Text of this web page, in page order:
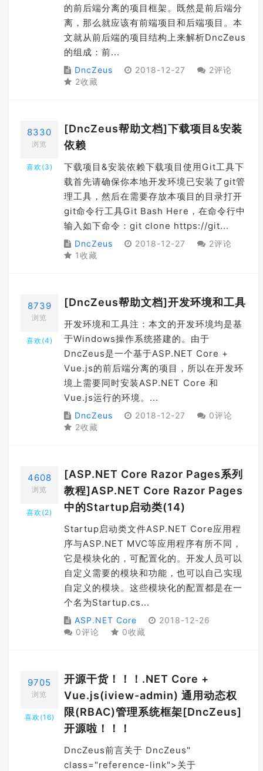
的前后端分离的项目框架。既然是前后端分
离，那么就应该有前端项目和后端项目。本
文就从前后端的项目结构上来解析DncZeus
的组成：前...
DncZeus 2018-12-27
2评论
2收藏
8330
浏览
喜欢(3)
[DncZeus帮助文档]下载项目&安装
依赖
下载项目&安装依赖下载项目使用Git工具下
载首先请确保你本地开发环境已安装了git管
理工具，然后在需要存放本项目的目录打开
git命令行工具Git Bash Here，在命令行中
输入如下命令：git clone https://git...
DncZeus 2018-12-27
2评论
1收藏
8739
浏览
喜欢(4)
[DncZeus帮助文档]开发环境和工具
开发环境和工具注：本文的开发环境均是基
于Windows操作系统搭建的。由于
DncZeus是一个基于ASP.NET Core +
Vue.js的前后端分离的项目，所以在开发环
境上需要同时安装ASP.NET Core 和
Vue.js运行的环境。...
DncZeus 2018-12-27
0评论
2收藏
4608
浏览
喜欢(2)
[ASP.NET Core Razor Pages系列
教程]ASP.NET Core Razor Pages
中的Startup启动类(14)
Startup启动类文件ASP.NET Core应用程
序与ASP.NET MVC等应用程序有所不同，
它是模块化的，可配置化的。开发人员可以
自定义需要的模块和功能，也可以自己实现
自定义的模块。这些模块化的配置都是在一
个名为Startup.cs...
ASP.NET Core
2018-12-26
0评论
0收藏
9705
浏览
喜欢(16)
开源干货！！！.NET Core +
Vue.js(iview-admin) 通用动态权
限(RBAC)管理系统框架[DncZeus]
开源啦！！！
DncZeus前言关于 DncZeus"
class="reference-link">关于